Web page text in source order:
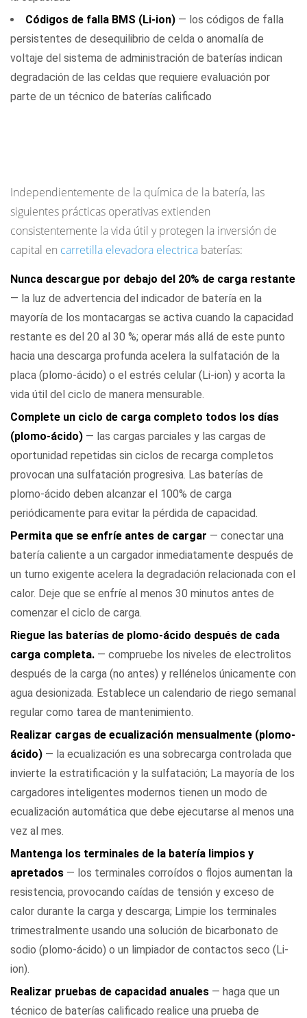
Códigos de falla BMS (Li-ion) — los códigos de falla
persistentes de desequilibrio de celda o anomalía de
voltaje del sistema de administración de baterías indican
degradación de las celdas que requiere evaluación por
parte de un técnico de baterías calificado
Independientemente de la química de la batería, las
siguientes prácticas operativas extienden
consistentemente la vida útil y protegen la inversión de
capital en carretilla elevadora electrica baterías:
Nunca descargue por debajo del 20% de carga restante
— la luz de advertencia del indicador de batería en la
mayoría de los montacargas se activa cuando la capacidad
restante es del 20 al 30 %; operar más allá de este punto
hacia una descarga profunda acelera la sulfatación de la
placa (plomo-ácido) o el estrés celular (Li-ion) y acorta la
vida útil del ciclo de manera mensurable.
Complete un ciclo de carga completo todos los días
(plomo-ácido) — las cargas parciales y las cargas de
oportunidad repetidas sin ciclos de recarga completos
provocan una sulfatación progresiva. Las baterías de
plomo-ácido deben alcanzar el 100% de carga
periódicamente para evitar la pérdida de capacidad.
Permita que se enfríe antes de cargar — conectar una
batería caliente a un cargador inmediatamente después de
un turno exigente acelera la degradación relacionada con el
calor. Deje que se enfríe al menos 30 minutos antes de
comenzar el ciclo de carga.
Riegue las baterías de plomo-ácido después de cada
carga completa. — compruebe los niveles de electrolitos
después de la carga (no antes) y rellénelos únicamente con
agua desionizada. Establece un calendario de riego semanal
regular como tarea de mantenimiento.
Realizar cargas de ecualización mensualmente (plomo-
ácido) — la ecualización es una sobrecarga controlada que
invierte la estratificación y la sulfatación; La mayoría de los
cargadores inteligentes modernos tienen un modo de
ecualización automática que debe ejecutarse al menos una
vez al mes.
Mantenga los terminales de la batería limpios y
apretados — los terminales corroídos o flojos aumentan la
resistencia, provocando caídas de tensión y exceso de
calor durante la carga y descarga; Limpie los terminales
trimestralmente usando una solución de bicarbonato de
sodio (plomo-ácido) o un limpiador de contactos seco (Li-
ion).
Realizar pruebas de capacidad anuales — haga que un
técnico de baterías calificado realice una prueba de